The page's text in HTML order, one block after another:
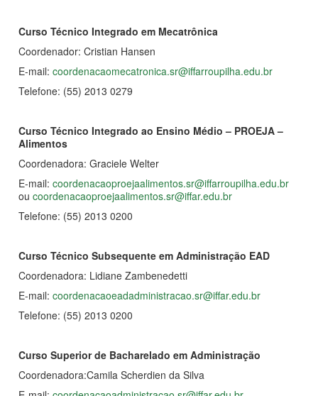
Curso Técnico Integrado em Mecatrônica
Coordenador: Cristian Hansen
E-mail: coordenacaomecatronica.sr@iffarroupilha.edu.br
Telefone: (55) 2013 0279
Curso Técnico Integrado ao Ensino Médio – PROEJA –
Alimentos
Coordenadora: Graciele Welter
E-mail: coordenacaoproejaalimentos.sr@iffarroupilha.edu.br
ou coordenacaoproejaalimentos.sr@iffar.edu.br
Telefone: (55) 2013 0200
Curso Técnico Subsequente em Administração EAD
Coordenadora: Lidiane Zambenedetti
E-mail: coordenacaoeadadministracao.sr@iffar.edu.br
Telefone: (55) 2013 0200
Curso Superior de Bacharelado em Administração
Coordenadora:Camila Scherdien da Silva